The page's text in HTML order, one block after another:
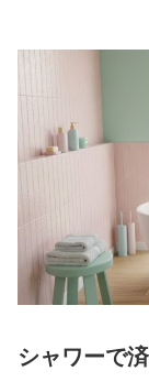
シャワーで